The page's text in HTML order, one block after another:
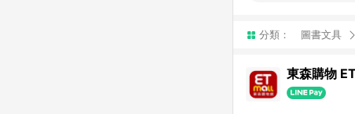
分類： 圖書文具
東森購物